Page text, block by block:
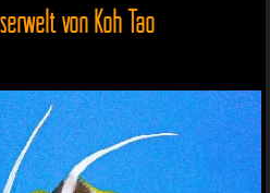
von Koh Tao